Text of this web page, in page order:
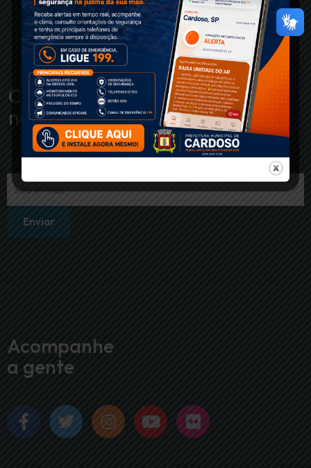
Cadastre-se em
nossa newsletter
Seu e-mail
Acompanhe
a gente